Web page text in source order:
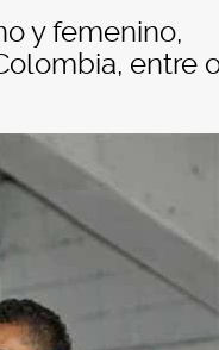
y femenino,
entre